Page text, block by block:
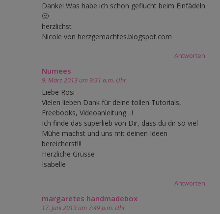
Danke! Was habe ich schon geflucht beim Einfädeln
🙂
herzlichst
Nicole von herzgemachtes.blogspot.com
Antworten
Numees
9. März 2013 um 9:31 a.m. Uhr
Liebe Rosi
Vielen lieben Dank für deine tollen Tutorials,
Freebooks, Videoanleitung…!
Ich finde das superlieb von Dir, dass du dir so viel
Mühe machst und uns mit deinen Ideen
bereicherst!!!
Herzliche Grüsse
Isabelle
Antworten
margaretes handmadebox
17. Juni 2013 um 7:49 p.m. Uhr